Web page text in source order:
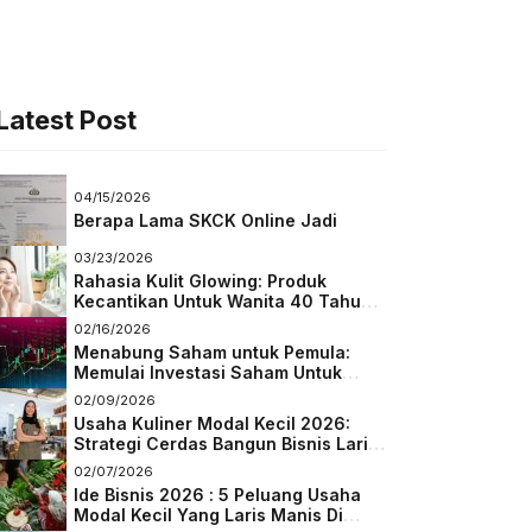
Post
04/15/2026
Berapa Lama SKCK Online Jadi
03/23/2026
Rahasia Kulit Glowing: Produk
Kecantikan Untuk Wanita 40 Tahun
Keatas
02/16/2026
Menabung Saham untuk Pemula:
Memulai Investasi Saham Untuk
Pemula
02/09/2026
Usaha Kuliner Modal Kecil 2026:
Strategi Cerdas Bangun Bisnis Laris
di Tengah Persaingan
02/07/2026
Ide Bisnis 2026 : 5 Peluang Usaha
Modal Kecil Yang Laris Manis Di